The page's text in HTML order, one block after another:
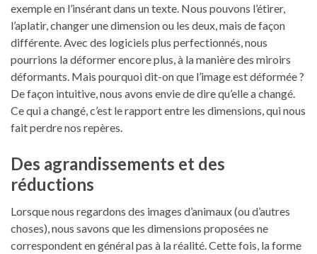
exemple en l’insérant dans un texte. Nous pouvons l’étirer,
l’aplatir, changer une dimension ou les deux, mais de façon
différente. Avec des logiciels plus perfectionnés, nous
pourrions la déformer encore plus, à la manière des miroirs
déformants. Mais pourquoi dit-on que l’image est déformée ?
De façon intuitive, nous avons envie de dire qu’elle a changé.
Ce qui a changé, c’est le rapport entre les dimensions, qui nous
fait perdre nos repères.
Des agrandissements et des
réductions
Lorsque nous regardons des images d’animaux (ou d’autres
choses), nous savons que les dimensions proposées ne
correspondent en général pas à la réalité. Cette fois, la forme